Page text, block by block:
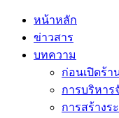
หน้าหลัก
ข่าวสาร
บทความ
ก่อนเปิดร้า
การบริหา
การสร้างร